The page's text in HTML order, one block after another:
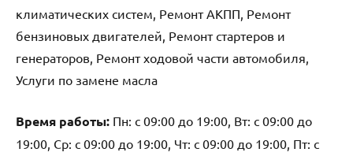
климатических систем, Ремонт АКПП, Ремонт
бензиновых двигателей, Ремонт стартеров и
генераторов, Ремонт ходовой части автомобиля,
Услуги по замене масла
Время работы: Пн: с 09:00 до 19:00, Вт: с 09:00 до
19:00, Ср: с 09:00 до 19:00, Чт: с 09:00 до 19:00, Пт: с